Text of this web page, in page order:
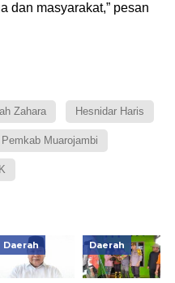
dan masyarakat,” pesan
Zahara Hesnidar Haris
Pemkab Muarojambi
Daerah Daerah